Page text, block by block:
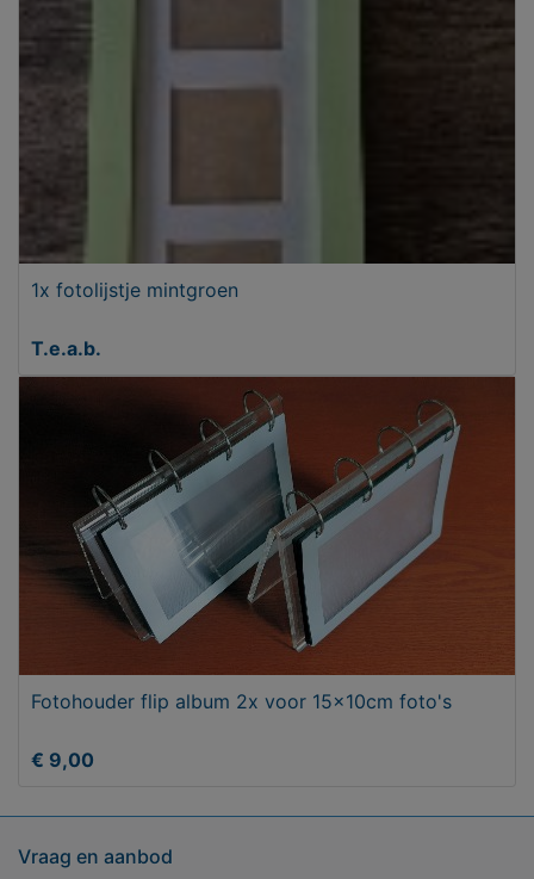
1x fotolijstje mintgroen
T.e.a.b.
Fotohouder flip album 2x voor 15x10cm foto's
€ 9,00
Vraag en aanbod